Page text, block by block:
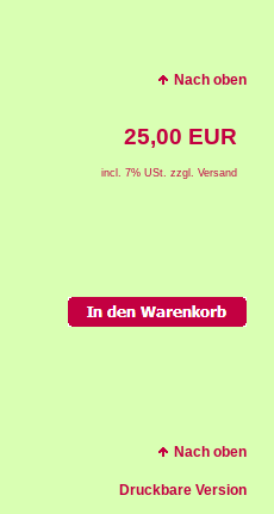
Nach oben
25,00 EUR
incl. 7% USt. zzgl. Versand
Nach oben
Druckbare Version